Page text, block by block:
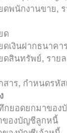
ดพนักงานขาย,
ด
ดเงินฝากธนาคา
ดสินทรัพย์, รายล
สาร, กำหนดรหั
ยอดยกมาของ
ของบัญชีลูกหนี้